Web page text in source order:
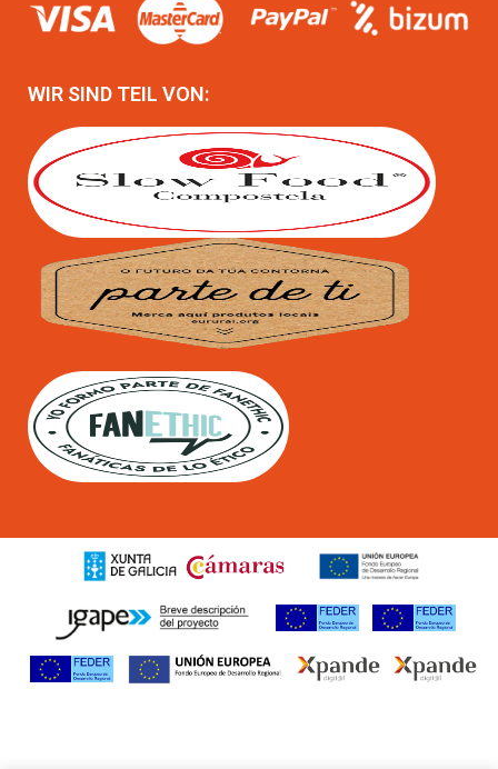
WIR SIND TEIL VON: